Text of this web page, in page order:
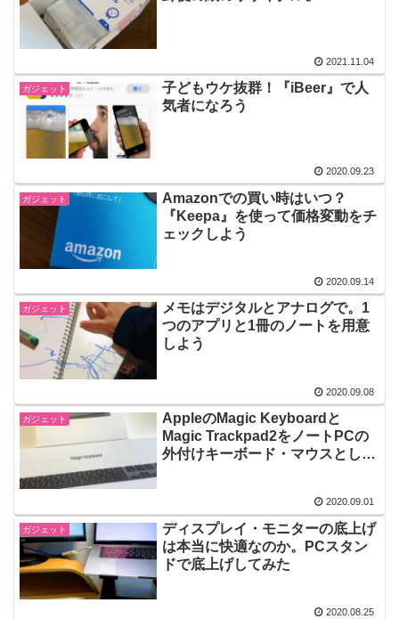
2021.11.04
ガジェット
子どもウケ抜群！『iBeer』で人
気者になろう
2020.09.23
ガジェット
Amazonでの買い時はいつ？
『Keepa』を使って価格変動をチ
ェックしよう
2020.09.14
ガジェット
メモはデジタルとアナログで。1
つのアプリと1冊のノートを用意
しよう
2020.09.08
ガジェット
AppleのMagic Keyboardと
Magic Trackpad2をノートPCの
外付けキーボード・マウスとして
2020.09.01
ガジェット
ディスプレイ・モニターの底上げ
は本当に快適なのか。PCスタン
ドで底上げしてみた
2020.08.25